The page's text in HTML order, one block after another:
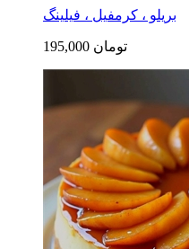
بریلو ، کرمفیل ، فیلینگ
195,000 تومان